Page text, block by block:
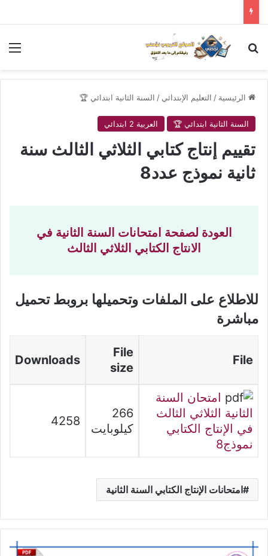
بحث عن
الرئيسية / التعليم الإبتدائي / السنة الثانية ابتدائي 🏆
السنة الثانية ابتدائي 🏆 العربية 2 ابتدائي
تقييم إنتاج كتابي الثلاثي الثالث سنة
ثانية نموذج عدد8
العودة لصفحة امتحانات السنة الثانية في
الانتاج الكتابي الثلاثي الثالث
للاطلاع على الملفات وتحميلها بروبط تحميل
مباشرة
File
File
size
Downloads
امتحان السنة
الثانية الثلاثي الثالث
في الإنتاج الكتابي
نموذج8
266
كيلوبايت
4258
امتحانات الإنتاج الكتابي السنة الثانية
تقييم